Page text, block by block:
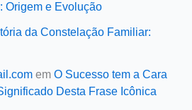
Origem e Evolução
da Constelação Familiar:
em O Sucesso tem a Cara
Desta Frase Icônica